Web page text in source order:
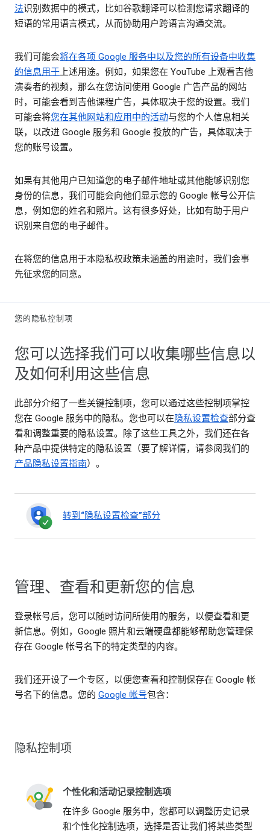
法识别数据中的模式，比如谷歌翻译可以检测您请求翻译的
短语的常用语言模式，从而协助用户跨语言沟通交流。
我们可能会将在各项 Google 服务中以及您的所有设备中收集
的信息用于上述用途。例如，如果您在 YouTube 上观看吉他
演奏者的视频，那么在您访问使用 Google 广告产品的网站
时，可能会看到吉他课程广告，具体取决于您的设置。我们
可能会将您在其他网站和应用中的活动与您的个人信息相关
联，以改进 Google 服务和 Google 投放的广告，具体取决于
您的账号设置。
如果有其他用户已知道您的电子邮件地址或其他能够识别您
身份的信息，我们可能会向他们显示您的 Google 帐号公开信
息，例如您的姓名和照片。这有很多好处，比如有助于用户
识别来自您的电子邮件。
在将您的信息用于本隐私权政策未涵盖的用途时，我们会事
先征求您的同意。
您的隐私控制项
您可以选择我们可以收集哪些信息以
及如何利用这些信息
此部分介绍了一些关键控制项，您可以通过这些控制项掌控
您在 Google 服务中的隐私。您也可以在隐私设置检查部分查
看和调整重要的隐私设置。除了这些工具之外，我们还在各
种产品中提供特定的隐私设置（要了解详情，请参阅我们的
产品隐私设置指南）。
转到“隐私设置检查”部分
管理、查看和更新您的信息
登录帐号后，您可以随时访问所使用的服务，以便查看和更
新信息。例如，Google 照片和云端硬盘都能够帮助您管理保
存在 Google 帐号名下的特定类型的内容。
我们还开设了一个专区，以便您查看和控制保存在 Google 帐
号名下的信息。您的 Google 帐号包含：
隐私控制项
个性化和活动记录控制选项
在许多 Google 服务中，您都可以调整历史记录
和个性化控制选项，选择是否让我们将某些类型